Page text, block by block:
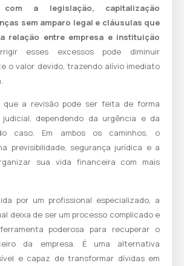
com a legislação, capitalização
sem amparo legal e cláusulas que
relação entre empresa e instituição
esses excessos pode diminuir
o valor devido, trazendo alívio imediato
a revisão pode ser feita de forma
dependendo da urgência e da
caso. Em ambos os caminhos, o
previsibilidade, segurança jurídica e a
sua vida financeira com mais
por um profissional especializado, a
deixa de ser um processo complicado e
poderosa para recuperar o
da empresa. É uma alternativa
e capaz de transformar dívidas em